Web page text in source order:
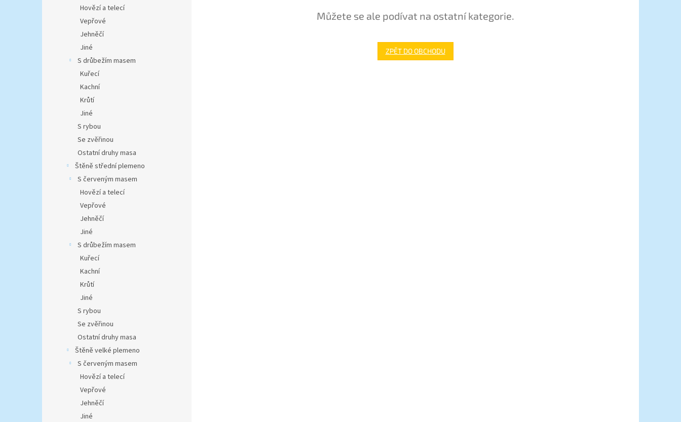
Hovězí a telecí
Vepřové
Jehněčí
Jiné
S drůbežím masem
Kuřecí
Kachní
Krůtí
Jiné
S rybou
Se zvěřinou
Ostatní druhy masa
Štěně střední plemeno
S červeným masem
Hovězí a telecí
Vepřové
Jehněčí
Jiné
S drůbežím masem
Kuřecí
Kachní
Krůtí
Jiné
S rybou
Se zvěřinou
Ostatní druhy masa
Štěně velké plemeno
S červeným masem
Hovězí a telecí
Vepřové
Jehněčí
Jiné
Můžete se ale podívat na ostatní kategorie.
ZPĚT DO OBCHODU